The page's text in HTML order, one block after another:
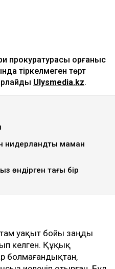
прокуратурасы қорғаныс
тіркелмеген төрт
Ulysmedia.kz.
нидерландтық маман
өндірген тағы бір
уақыт бойы заңды
келген. Құқық
болмағандықтан,